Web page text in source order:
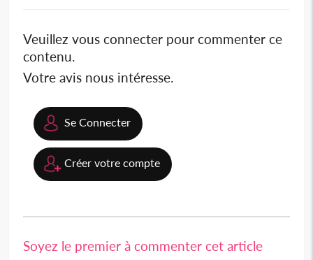
Veuillez vous connecter pour commenter ce
contenu.
Votre avis nous intéresse.
Se Connecter
Créer votre compte
Soyez le premier à commenter cet article